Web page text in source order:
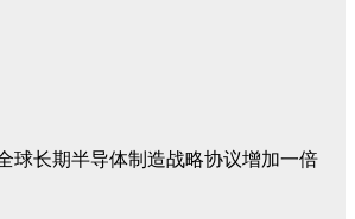
球长期半导体制造战略协议增加一倍